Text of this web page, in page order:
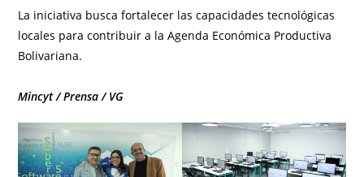
La iniciativa busca fortalecer las capacidades tecnológicas
locales para contribuir a la Agenda Económica Productiva
Bolivariana.
Mincyt / Prensa /VG